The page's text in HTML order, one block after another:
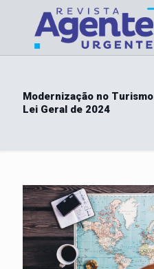
Modernização no
Lei Geral de 2024